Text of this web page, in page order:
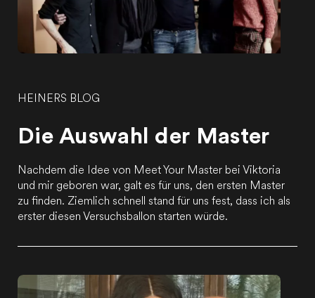
HEINERS BLOG
Die Auswahl der Master
Nachdem die Idee von Meet Your Master bei Viktoria
und mir geboren war, galt es für uns, den ersten Master
zu finden. Ziemlich schnell stand für uns fest, dass ich als
erster diesen Versuchsballon starten würde.